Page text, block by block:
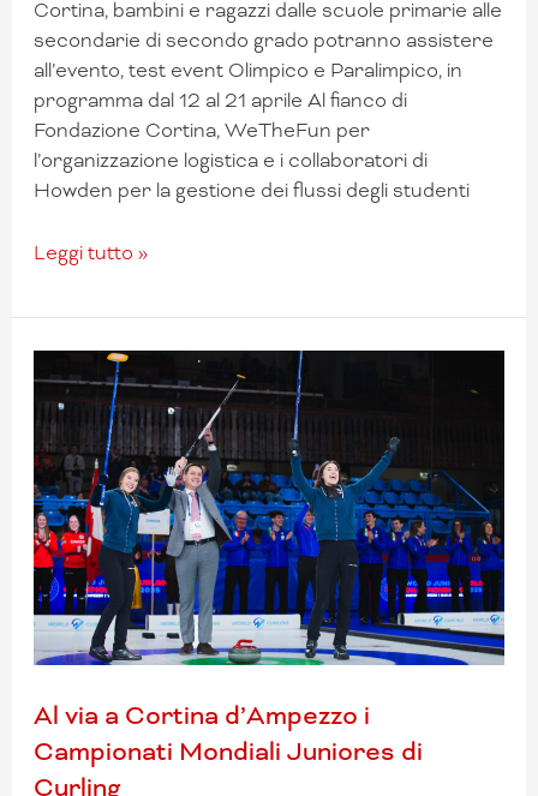
Cortina, bambini e ragazzi dalle scuole primarie alle
secondarie di secondo grado potranno assistere
all’evento, test event Olimpico e Paralimpico, in
programma dal 12 al 21 aprile Al fianco di
Fondazione Cortina, WeTheFun per
l’organizzazione logistica e i collaboratori di
Howden per la gestione dei flussi degli studenti
Leggi tutto »
Al via a Cortina d’Ampezzo i
Campionati Mondiali Juniores di
Curling
via
Cortina
d’Ampezzo
i
Campionati
Mondiali
Juniores
Curling